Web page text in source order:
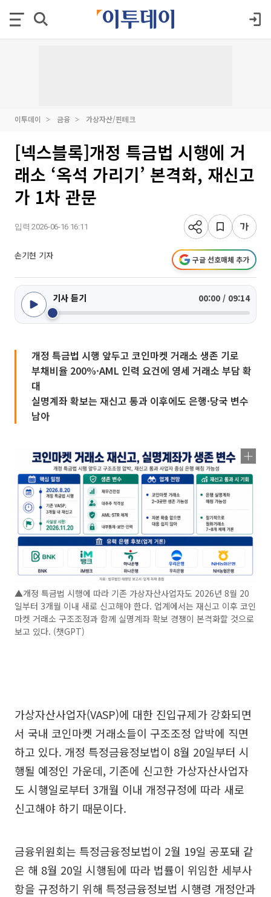
이투데이 금융 가상자산/핀테크
[넥스블록]개정 특금법 시행에 거
래소 ‘옥석 가리기’ 본격화, 재신고
가 1차 관문
입력 2026-06-16 16:11
손기현 기자 구글 선호매체 추가
기사 듣기 00:00 / 09:14
개정 특금법 시행 앞두고 코인마켓 거래소 생존 기로
부채비율 200%·AML 인력 요건에 영세 거래소 부담 확
대
실명계좌 확보는 재신고 통과 이후에도 은행·당국 변수
남아
▲개정 특금법 시행에 따라 기존 가상자산사업자도 2026년 8월 20
일부터 3개월 이내 새로 신고해야 한다. 업계에서는 재신고 이후 코인
마켓 거래소 구조조정과 함께 실명계좌 확보 경쟁이 본격화할 것으로
보고 있다. (챗GPT)
가상자산사업자(VASP)에 대한 진입규제가 강화되면
서 국내 코인마켓 거래소들이 구조조정 압박에 직면
하고 있다. 개정 특정금융정보법이 8월 20일부터 시
행될 예정인 가운데, 기존에 신고한 가상자산사업자
도 시행일로부터 3개월 이내 개정규정에 따라 새로
신고해야 하기 때문이다.
금융위원회는 특정금융정보법이 2월 19일 공포돼 같
은 해 8월 20일 시행됨에 따라 법률이 위임한 세부사
항을 규정하기 위해 특정금융정보법 시행령 개정안과